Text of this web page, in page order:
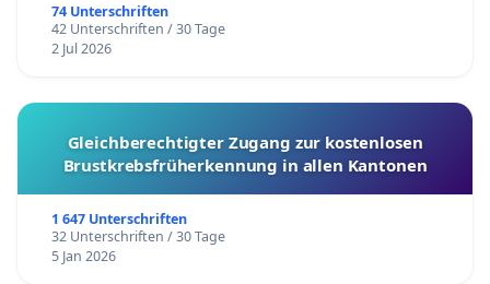
74 Unterschriften
42 Unterschriften / 30 Tage
2 Jul 2026
Gleichberechtigter Zugang zur kostenlosen
Brustkrebsfrüherkennung in allen Kantonen
1 647 Unterschriften
32 Unterschriften / 30 Tage
5 Jan 2026